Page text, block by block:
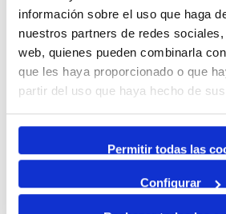
información sobre el uso que haga
nuestros partners de redes
web, quienes pueden combinarla
que les haya proporcionado o que
partir del uso que haya hecho de
Permitir todas las
Configurar
Mensual
Ir al mes específico
Día Anterior
Siguiente Día